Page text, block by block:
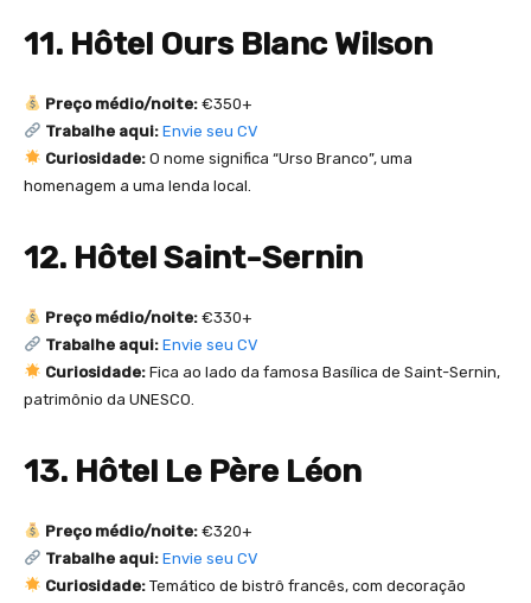
11. Hôtel Ours Blanc Wilson
Preço médio/noite:€350+
Trabalhe aqui: Envie seu CV
Curiosidade:O nome significa “Urso Branco”, uma
homenagem a uma lenda local.
12. Hôtel Saint-Sernin
Preço médio/noite:€330+
Trabalhe aqui: Envie seu CV
Curiosidade:Fica ao lado da famosa Basílica de Saint-Sernin,
patrimônio da UNESCO.
13. Hôtel Le Père Léon
Preço médio/noite:€320+
Trabalhe aqui: Envie seu CV
Curiosidade:Temático de bistrô francês, com decoração